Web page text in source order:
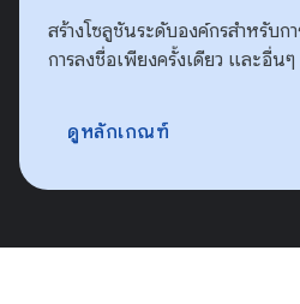
สร้างโซลูชันระดับองค์กรสำหรับก
การลงชื่อเพียงครั้งเดียว และอื่นๆ
ดูหลักเกณฑ์